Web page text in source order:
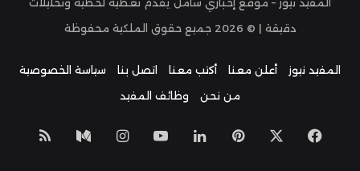
دقيقة | © 2026 جميع حقوق الملكية محفوظة
المفيد نيوز أعلن معنا أكتب معنا اتصل بنا
سياسة الخصوصية
من نحن
وظائف المفيد
فيسبوك بينتيريست
لينكدإن‫YouTube
انستقراموسط